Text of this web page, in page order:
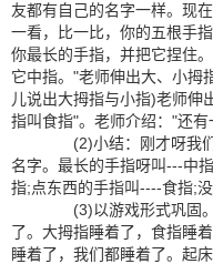
友都有自己的名字一样。现
一看，比一比，你的五根手
你最长的手指，并把它捏住
它中指。"老师伸出大、小拇
儿说出大拇指与小指)老师伸
指叫食指"。老师介绍："还
(2)小结：刚才呀我们
名字。最长的手指呀叫---中
指;点东西的手指叫----食指;
(3)以游戏形式巩固。
了。大拇指睡着了，食指睡
睡着了，我们都睡着了。起